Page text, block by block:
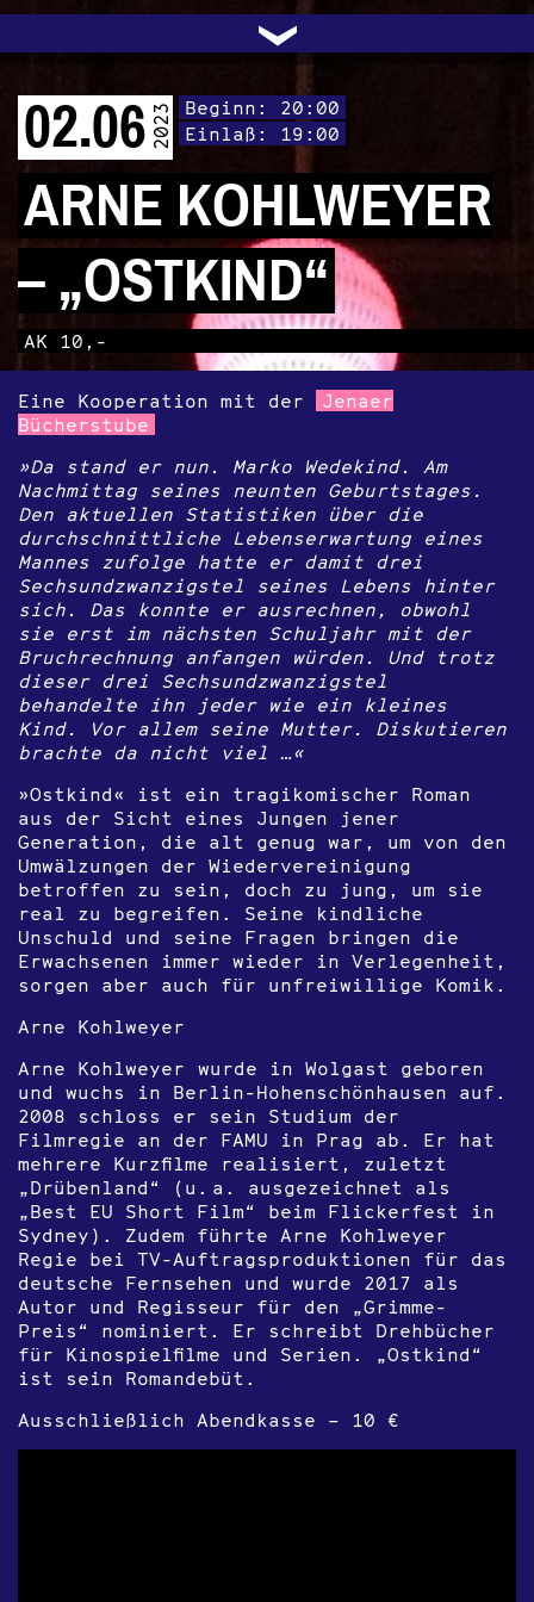
PROGRAMM
ARCHIV
AUDIO|VIDEO
LICHTBLICKE
TRANSIT
OFFENE TÜR
FACEBOOK
INSTAGRAM
KONTAKT
TRAFO
UNTERSTÜTZEN
POLITIK
›
ARNE KOHLWEYER
– „OSTKIND“
AK 10,-
Beginn: 20:00
Einlaß: 19:00
02.062023
Eine Kooperation mit der
Jenaer
Bücherstube
»Da stand er nun. Marko Wedekind. Am
Nachmittag seines neunten Geburtstages.
Den aktuellen Statistiken über die
durchschnittliche Lebenserwartung eines
Mannes zufolge hatte er damit drei
Sechsundzwanzigstel seines Lebens hinter
sich. Das konnte er ausrechnen, obwohl
sie erst im nächsten Schuljahr mit der
Bruchrechnung anfangen würden. Und trotz
dieser drei Sechsundzwanzigstel
behandelte ihn jeder wie ein kleines
Kind. Vor allem seine Mutter. Diskutieren
brachte da nicht viel …«
»Ostkind« ist ein tragikomischer Roman
aus der Sicht eines Jungen jener
Generation, die alt genug war, um von den
Umwälzungen der Wiedervereinigung
betroffen zu sein, doch zu jung, um sie
real zu begreifen. Seine kindliche
Unschuld und seine Fragen bringen die
Erwachsenen immer wieder in Verlegenheit,
sorgen aber auch für unfreiwillige Komik.
Arne Kohlweyer
Arne Kohlweyer wurde in Wolgast geboren
und wuchs in Berlin-Hohenschönhausen auf.
2008 schloss er sein Studium der
Filmregie an der FAMU in Prag ab. Er hat
mehrere Kurzfilme realisiert, zuletzt
„Drübenland“ (u. a. ausgezeichnet als
„Best EU Short Film“ beim Flickerfest in
Sydney). Zudem führte Arne Kohlweyer
Regie bei TV-Auftragsproduktionen für das
deutsche Fernsehen und wurde 2017 als
Autor und Regisseur für den „Grimme-
Preis“ nominiert. Er schreibt Drehbücher
für Kinospielfilme und Serien. „Ostkind“
ist sein Romandebüt.
Ausschließlich Abendkasse – 10 €